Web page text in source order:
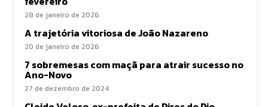
28 de janeiro de 2026
A trajetória vitoriosa de João Nazareno
20 de janeiro de 2026
7 sobremesas com maçã para atrair sucesso no
Ano-Novo
27 de dezembro de 2024